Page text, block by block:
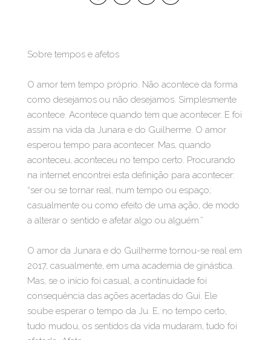
Sobre tempos e afetos
O amor tem tempo próprio. Não acontece da forma
como desejamos ou não desejamos. Simplesmente
acontece. Acontece quando tem que acontecer. E foi
assim na vida da Junara e do Guilherme. O amor
esperou tempo para acontecer. Mas, quando
aconteceu, aconteceu no tempo certo. Procurando
na internet encontrei esta definição para acontecer:
“ser ou se tornar real, num tempo ou espaço;
casualmente ou como efeito de uma ação, de modo
a alterar o sentido e afetar algo ou alguém.”
O amor da Junara e do Guilherme tornou-se real em
2017, casualmente, em uma academia de ginástica.
Mas, se o início foi casual, a continuidade foi
consequência das ações acertadas do Gui. Ele
soube esperar o tempo da Ju. E, no tempo certo,
tudo mudou, os sentidos da vida mudaram, tudo foi